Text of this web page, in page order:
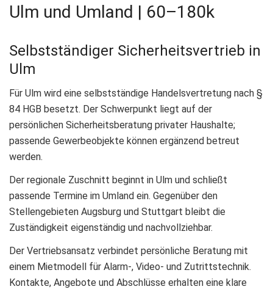
Ulm und Umland | 60–180k
Selbstständiger Sicherheitsvertrieb in
Ulm
Für Ulm wird eine selbstständige Handelsvertretung nach §
84 HGB besetzt. Der Schwerpunkt liegt auf der
persönlichen Sicherheitsberatung privater Haushalte;
passende Gewerbeobjekte können ergänzend betreut
werden.
Der regionale Zuschnitt beginnt in Ulm und schließt
passende Termine im Umland ein. Gegenüber den
Stellengebieten Augsburg und Stuttgart bleibt die
Zuständigkeit eigenständig und nachvollziehbar.
Der Vertriebsansatz verbindet persönliche Beratung mit
einem Mietmodell für Alarm-, Video- und Zutrittstechnik.
Kontakte, Angebote und Abschlüsse erhalten eine klare